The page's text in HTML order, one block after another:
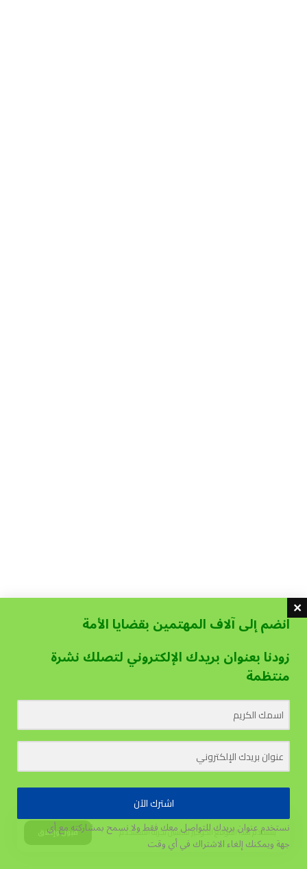
يستخدم هذا الموقع الكوكيز لتحسين تجربة المستخدم. قبول وإغلاق
انضم إلى آلاف المهتمين بقضايا الأمة
زودنا بعنوان بريدك الإلكتروني لتصلك نشرة
منتظمة
اشترك الآن
نستخدم عنوان بريدك للتواصل معك فقط ولا نسمح بمشاركته مع أي
جهةويمكنك إلغاء الاشتراك في أي وقت